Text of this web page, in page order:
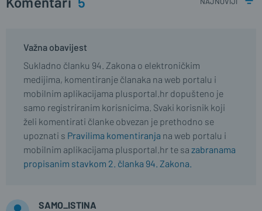
Važna obavijest
Sukladno članku 94. Zakona o elektroničkim
medijima, komentiranje članaka na web portalu i
mobilnim aplikacijama plusportal.hr dopušteno je
samo registriranim korisnicima. Svaki korisnik koji
želi komentirati članke obvezan je prethodno se
upoznati s Pravilima komentiranja na web portalu i
mobilnim aplikacijama plusportal.hr te sa zabranama
propisanim stavkom 2. članka 94. Zakona.
SAMO_ISTINA